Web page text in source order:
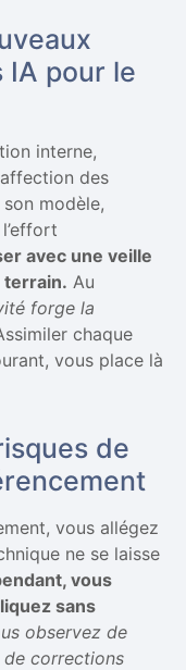
IA pour le
interne,
des
son modèle,
avec une veille
terrain. Au
forge la
chaque
vous place là
de
vous allégez
ne se laisse
vous
sans
observez de
de corrections